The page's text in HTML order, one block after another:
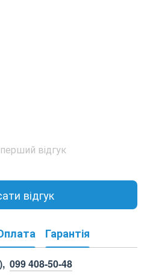
відгук
відгук
Гарантія
099 408-50-48